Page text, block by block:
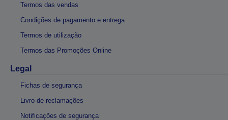
Termos das vendas
Condições de pagamento e entrega
Termos de utilização
Termos das Promoções Online
Legal
Fichas de segurança
Livro de reclamações
Notificações de segurança